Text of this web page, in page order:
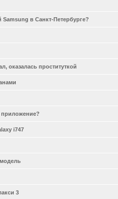
в Санкт-Петербурге?
оказалась проституткой
приложение?
i747
3